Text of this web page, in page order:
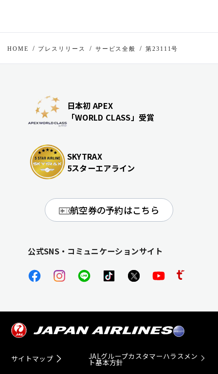
HOME プレスリリース サービス全般 第23111号
日本初 APEX
「WORLD CLASS」受賞
SKYTRAX
5スターエアライン
航空券の予約はこちら
公式SNS・コミュニケーションサイト
サイトマップ JALグループカスタマーハラスメン
ト基本方針